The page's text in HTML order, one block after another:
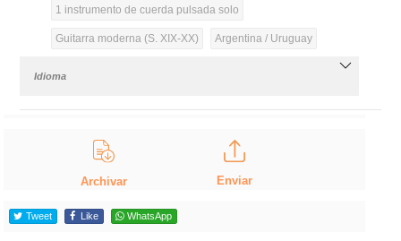
1 instrumento de cuerda pulsada solo
Guitarra moderna (S. XIX-XX) Argentina / Uruguay
Idioma
Archivar Enviar
Tweet Like WhatsApp